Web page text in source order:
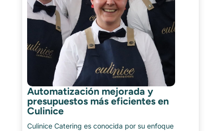
Automatización mejorada y
presupuestos más eficientes en
Culinice
Culinice Catering es conocida por su enfoque